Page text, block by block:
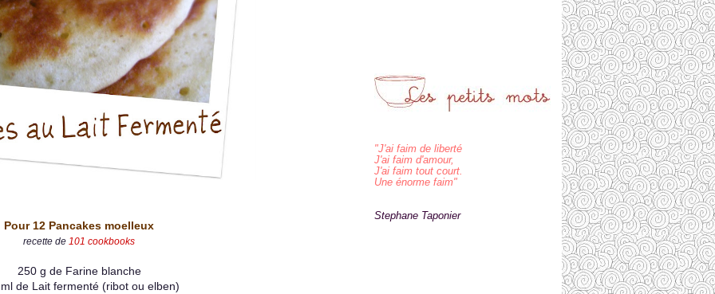
Pour 12 Pancakes moelleux
recette de 101 cookbooks
250 g de Farine blanche
de Lait fermenté (ribot ou elben)
"J'ai faim de liberté
J'ai faim d'amour,
J'ai faim tout court.
Une énorme faim"
Stephane Taponier